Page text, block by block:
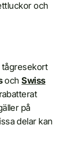
och
tågresekort
ochSwiss
på
delar kan